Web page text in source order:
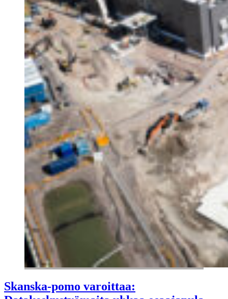
Skanska-pomo varoittaa: